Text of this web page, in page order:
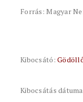
Forrás: Magyar
Kibocsátó:
Kibocsátás